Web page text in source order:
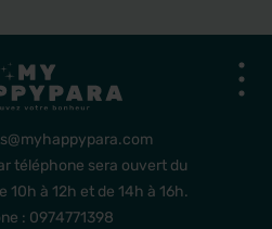
téléphone sera ouvert du
10h à 12h et de 14h à 16h.
: 0974771398